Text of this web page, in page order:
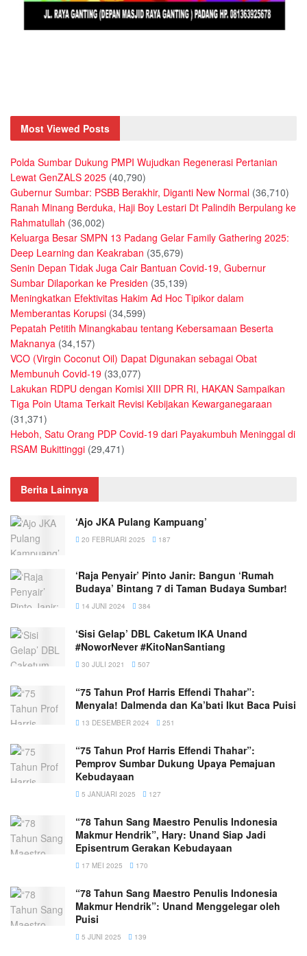
Most Viewed Posts
Polda Sumbar Dukung PMPI Wujudkan Regenerasi Pertanian
Lewat GenZALS 2025 (40,790)
Gubernur Sumbar: PSBB Berakhir, Diganti New Normal (36,710)
Ranah Minang Berduka, Haji Boy Lestari Dt Palindih Berpulang ke
Rahmatullah (36,002)
Keluarga Besar SMPN 13 Padang Gelar Family Gathering 2025:
Deep Learning dan Keakraban (35,679)
Senin Depan Tidak Juga Cair Bantuan Covid-19, Gubernur
Sumbar Dilaporkan ke Presiden (35,139)
Meningkatkan Efektivitas Hakim Ad Hoc Tipikor dalam
Memberantas Korupsi (34,599)
Pepatah Petitih Minangkabau tentang Kebersamaan Beserta
Maknanya (34,157)
VCO (Virgin Coconut Oil) Dapat Digunakan sebagai Obat
Membunuh Covid-19 (33,077)
Lakukan RDPU dengan Komisi XIII DPR RI, HAKAN Sampaikan
Tiga Poin Utama Terkait Revisi Kebijakan Kewarganegaraan
(31,371)
Heboh, Satu Orang PDP Covid-19 dari Payakumbuh Meninggal di
RSAM Bukittinggi (29,471)
Berita Lainnya
‘Ajo JKA Pulang Kampuang’
20 FEBRUARI 2025 187
‘Raja Penyair’ Pinto Janir: Bangun ‘Rumah
Budaya’ Bintang 7 di Taman Budaya Sumbar!
14 JUNI 2024 384
‘Sisi Gelap’ DBL Caketum IKA Unand
#NoworNever #KitoNanSantiang
30 JULI 2021 507
“75 Tahun Prof Harris Effendi Thahar”:
Menyala! Dalmenda dan Ka’bati Ikut Baca Puisi
13 DESEMBER 2024 251
“75 Tahun Prof Harris Effendi Thahar”:
Pemprov Sumbar Dukung Upaya Pemajuan
Kebudayaan
5 JANUARI 2025 127
“78 Tahun Sang Maestro Penulis Indonesia
Makmur Hendrik”, Hary: Unand Siap Jadi
Episentrum Gerakan Kebudayaan
17 MEI 2025 170
“78 Tahun Sang Maestro Penulis Indonesia
Makmur Hendrik”: Unand Menggelegar oleh
Puisi
5 JUNI 2025 139